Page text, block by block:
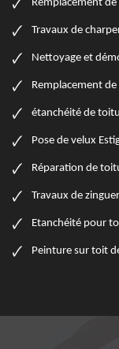
Remplacement
Travaux de
Nettoyage et
Remplacement
étanchéité de
Pose de velux
Réparation de
Travaux de
Etanchéité pour
Peinture sur toit